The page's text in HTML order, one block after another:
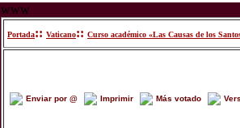
www
Portada:: Vaticano:: Curso académico «Las Causas de los
Enviar por @ Imprimir Más votado